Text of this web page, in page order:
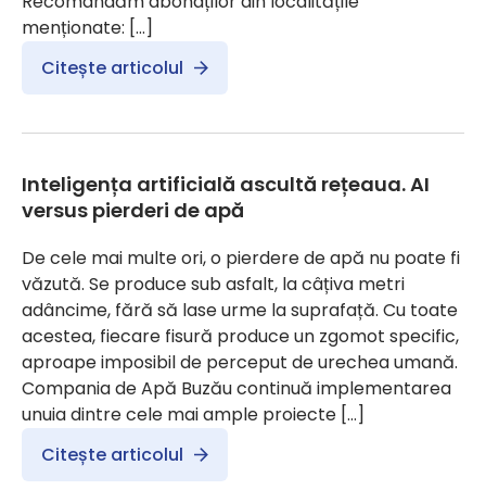
menționate: […]
Citește articolul
Inteligența artificială ascultă rețeaua. AI
versus pierderi de apă
De cele mai multe ori, o pierdere de apă nu poate fi
văzută. Se produce sub asfalt, la câțiva metri
adâncime, fără să lase urme la suprafață. Cu toate
acestea, fiecare fisură produce un zgomot specific,
aproape imposibil de perceput de urechea umană.
Compania de Apă Buzău continuă implementarea
unuia dintre cele mai ample proiecte […]
Citește articolul